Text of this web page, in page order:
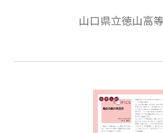
山口県立徳山高